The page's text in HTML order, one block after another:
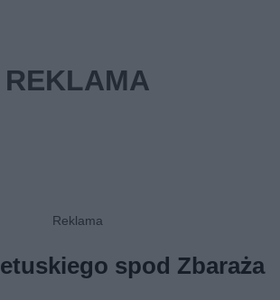
spod Zbaraża